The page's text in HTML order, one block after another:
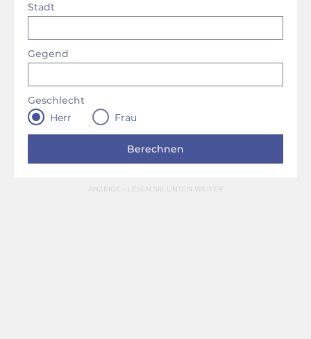
Gegend
Stadt
Geschlecht
Herr
Frau
ANZEIGE - LESEN SIE UNTEN WEITER